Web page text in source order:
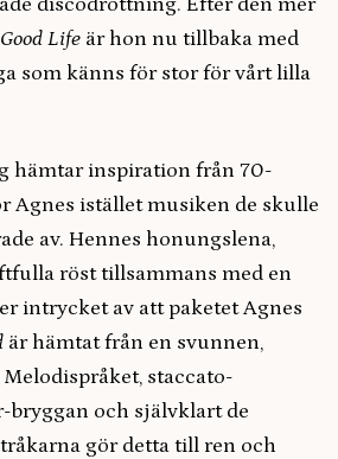
discodrottning. Efter den mer
Good Life är hon nu tillbaka med
som känns för stor för vårt lilla
hämtar inspiration från 70-
Agnes istället musiken de skulle
av. Hennes honungslena,
röst tillsammans med en
intrycket av att paketet Agnes
är hämtat från en svunnen,
staccato-
bryggan och självklart de
gör detta till ren och